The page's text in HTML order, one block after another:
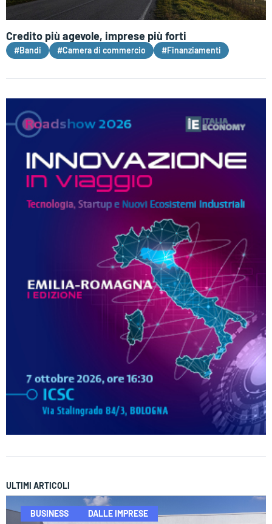
Credito più agevole, imprese più forti
#Bandi #Camera di commercio #Finanziamenti
ULTIMI ARTICOLI
BUSINESS DALLE IMPRESE